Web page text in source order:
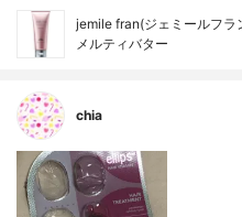
jemile fran(ジェミールフラ
メルティバター
chia